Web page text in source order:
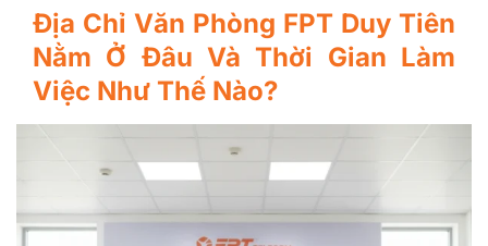
Địa Chỉ Văn Phòng FPT Duy Tiên
Nằm Ở Đâu Và Thời Gian Làm
Việc Như Thế Nào?